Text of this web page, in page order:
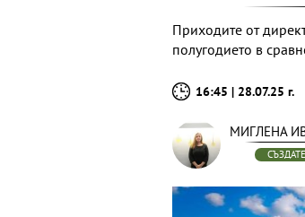
Приходите от
полугодието в
16:45 | 28.07.25 г.
МИГЛЕНА